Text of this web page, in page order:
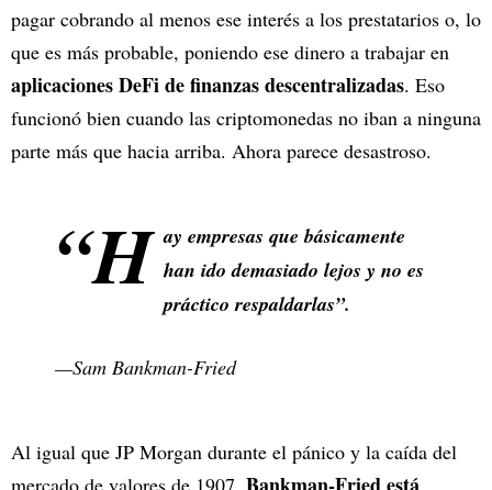
pagar cobrando al menos ese interés a los prestatarios o, lo
que es más probable, poniendo ese dinero a trabajar en
aplicaciones DeFi de finanzas descentralizadas. Eso
funcionó bien cuando las criptomonedas no iban a ninguna
parte más que hacia arriba. Ahora parece desastroso.
“H ay empresas que básicamente
han ido demasiado lejos y no es
práctico respaldarlas”.
—Sam Bankman-Fried
Al igual que JP Morgan durante el pánico y la caída del
mercado de valores de 1907,